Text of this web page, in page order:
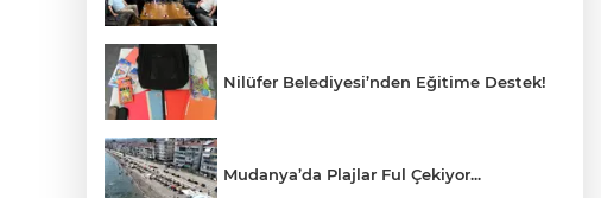
Nilüfer Belediyesi’nden Eğitime Destek!
Mudanya’da Plajlar Ful Çekiyor...